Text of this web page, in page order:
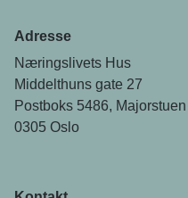
Adresse
Næringslivets Hus
Middelthuns gate 27
Postboks 5486, Majorstuen
0305 Oslo